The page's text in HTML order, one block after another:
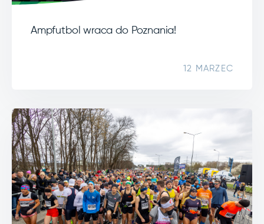
Ampfutbol wraca do Poznania!
12 MARZEC